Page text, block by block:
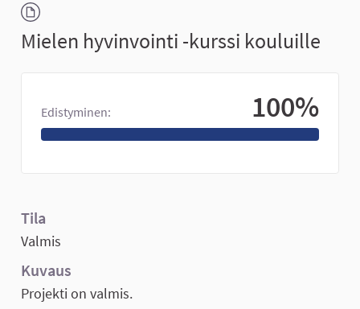
Mielen hyvinvointi -kurssi kouluille
Edistyminen: 100%
Tila
Valmis
Kuvaus
Projekti on valmis.